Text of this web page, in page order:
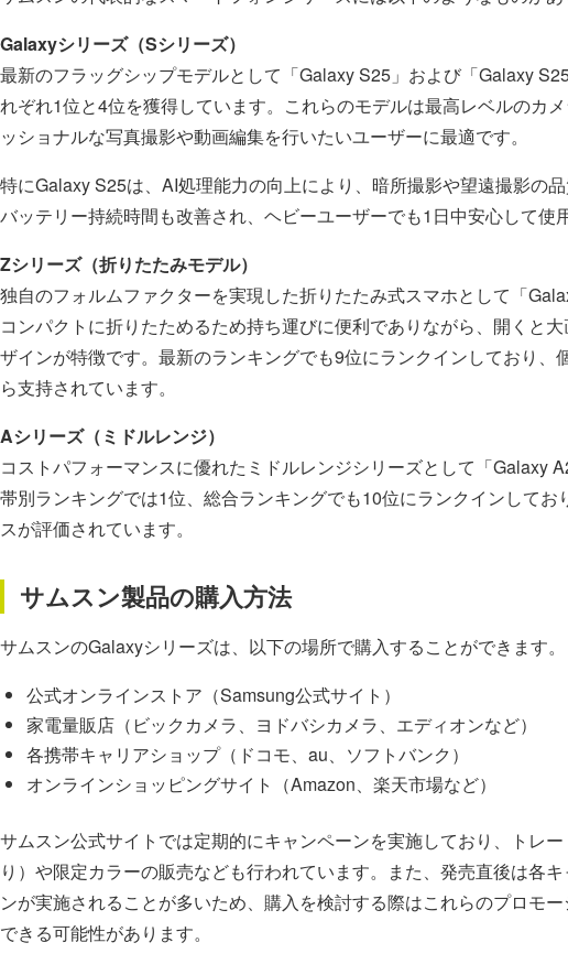
Galaxyシリーズ（Sシリーズ）
最新のフラッグシップモデルとして「Galaxy S25」および「Galaxy
れぞれ1位と4位を獲得しています。これらのモデルは最高レベルのカ
ッショナルな写真撮影や動画編集を行いたいユーザーに最適です。
特にGalaxy S25は、AI処理能力の向上により、暗所撮影や望遠撮影の
バッテリー持続時間も改善され、ヘビーユーザーでも1日中安心して使
Zシリーズ（折りたたみモデル）
独自のフォルムファクターを実現した折りたたみ式スマホとして「
コンパクトに折りたためるため持ち運びに便利でありながら、開くと
ザインが特徴です。最新のランキングでも9位にランクインしており、
ら支持されています。
Aシリーズ（ミドルレンジ）
コストパフォーマンスに優れたミドルレンジシリーズとして「Galaxy
帯別ランキングでは1位、総合ランキングでも10位にランクインして
スが評価されています。
サムスン製品の購入方法
サムスンのGalaxyシリーズは、以下の場所で購入することができます。
公式オンラインストア（Samsung公式サイト）
家電量販店（ビックカメラ、ヨドバシカメラ、エディオンなど）
各携帯キャリアショップ（ドコモ、au、ソフトバンク）
オンラインショッピングサイト（Amazon、楽天市場など）
サムスン公式サイトでは定期的にキャンペーンを実施しており、トレ
り）や限定カラーの販売なども行われています。また、発売直後は各
ンが実施されることが多いため、購入を検討する際はこれらのプロモ
できる可能性があります。